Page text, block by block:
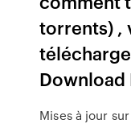
torrents) ,
Download
Mises à jour